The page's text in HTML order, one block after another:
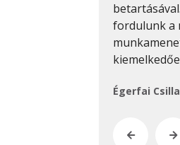
fordulunk a
Égerfai Csilla